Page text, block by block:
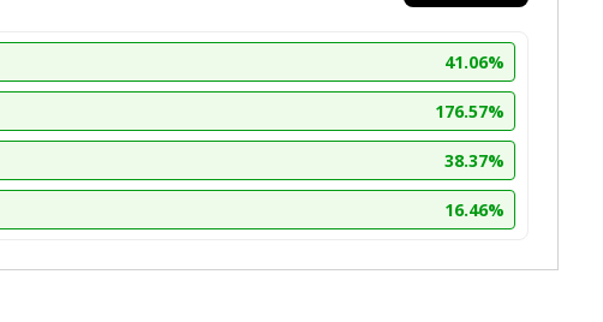
41.06%
176.57%
38.37%
16.46%